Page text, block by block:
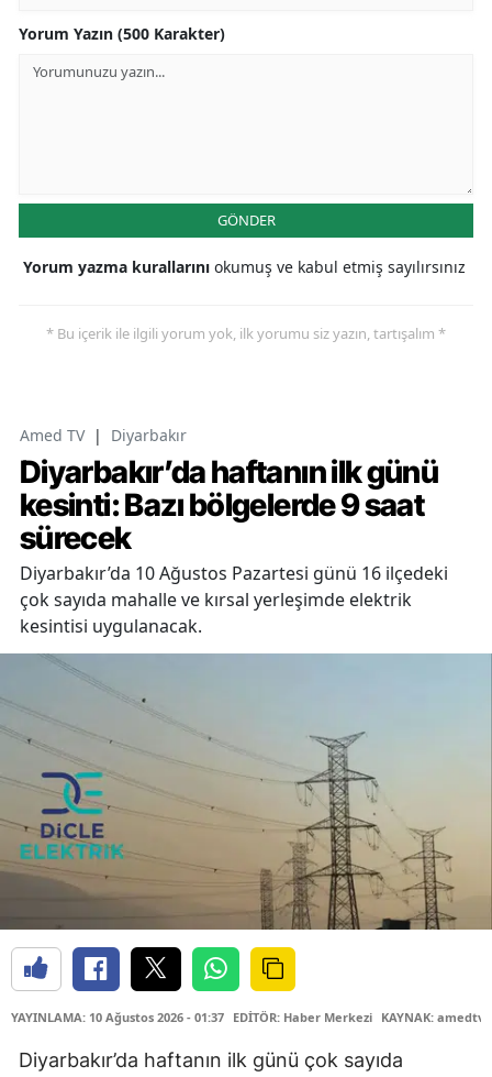
Yorum Yazın (500 Karakter)
GÖNDER
Yorum yazma kurallarını okumuş ve kabul etmiş sayılırsınız
* Bu içerik ile ilgili yorum yok, ilk yorumu siz yazın, tartışalım *
Amed TV | Diyarbakır
Diyarbakır’da haftanın ilk günü
kesinti: Bazı bölgelerde 9 saat
sürecek
Diyarbakır’da 10 Ağustos Pazartesi günü 16 ilçedeki
çok sayıda mahalle ve kırsal yerleşimde elektrik
kesintisi uygulanacak.
YAYINLAMA: 10 Ağustos 2026 - 01:37 EDİTÖR: Haber Merkezi KAYNAK:
Diyarbakır’da haftanın ilk günü çok sayıda